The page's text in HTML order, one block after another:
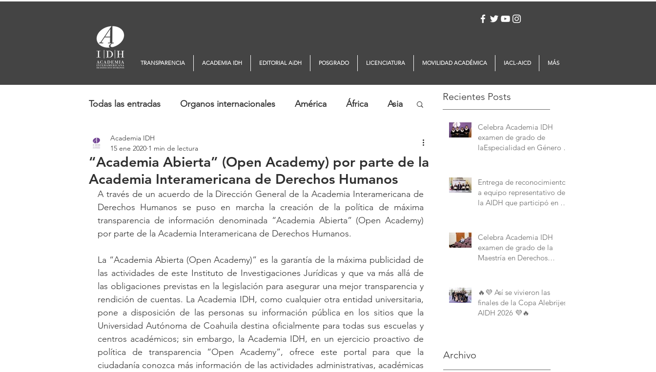
Todas las entradas Organos internacionales América África Asia
Europa Oceanía
“Academia Abierta” (Open Academy) por parte de la
Academia Interamericana de Derechos Humanos
Academia IDH
15 ene 2020 1 min de lectura
A través de un acuerdo de la Dirección General de la Academia Interamericana de
Derechos Humanos se puso en marcha la creación de la política de máxima
transparencia de información denominada “Academia Abierta” (Open Academy)
por parte de la Academia Interamericana de Derechos Humanos.
La “Academia Abierta (Open Academy)” es la garantía de la máxima publicidad de
las actividades de este Instituto de Investigaciones Jurídicas y que va más allá de
las obligaciones previstas en la legislación para asegurar una mejor transparencia y
rendición de cuentas. La Academia IDH, como cualquier otra entidad universitaria,
pone a disposición de las personas su información pública en los sitios que la
Universidad Autónoma de Coahuila destina oficialmente para todas sus escuelas y
centros académicos; sin embargo, la Academia IDH, en un ejercicio proactivo de
política de transparencia “Open Academy”, ofrece este portal para que la
ciudadanía conozca más información de las actividades administrativas, académicas
Recientes Posts
Celebra Academia IDH
examen de grado de
laEspecialidad en Género y
Entrega de reconocimientos
a equipo representativo de
la AIDH que participó en el
American University.
Celebra Academia IDH
examen de grado de la
Maestría en Derechos
🔥💜 Así se vivieron las
finales de la Copa Alebrijes
AIDH 2026 💜🔥
Archivo
TRANSPARENCIA ACADEMIA IDH EDITORIAL AiDH POSGRADO LICENCIATURA MOVILIDAD ACADÉMICA IACL-AICD MÁS